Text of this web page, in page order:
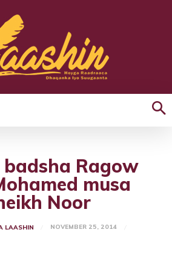
badsha Ragow
musa
Noor
LAASHIN NOVEMBER 25, 2014